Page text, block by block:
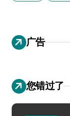
广告
您错过了